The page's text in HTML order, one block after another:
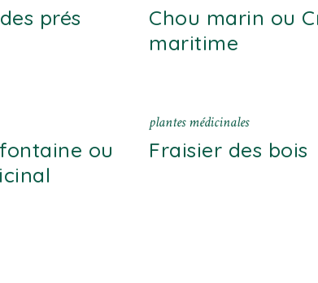
prés
Chou marin ou
maritime
ou
plantes médicinales
Fraisier des bois